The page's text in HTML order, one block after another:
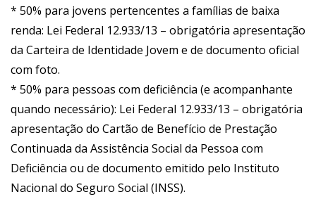
* 50% para jovens pertencentes a famílias de baixa
renda: Lei Federal 12.933/13 – obrigatória apresentação
da Carteira de Identidade Jovem e de documento oficial
com foto.
* 50% para pessoas com deficiência (e acompanhante
quando necessário): Lei Federal 12.933/13 – obrigatória
apresentação do Cartão de Benefício de Prestação
Continuada da Assistência Social da Pessoa com
Deficiência ou de documento emitido pelo Instituto
Nacional do Seguro Social (INSS).